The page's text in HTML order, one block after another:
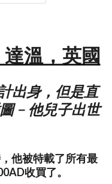
溫，英國
出身，但是直
﹣他兒子出世
他被特載了所有最
收買了。